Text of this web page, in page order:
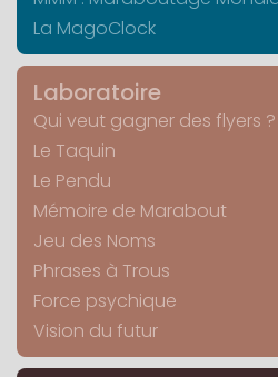
La MagoClock
Laboratoire
Qui veut gagner des flyers ?
Le Taquin
Le Pendu
Mémoire de Marabout
Jeu des Noms
Phrases à Trous
Force psychique
Vision du futur